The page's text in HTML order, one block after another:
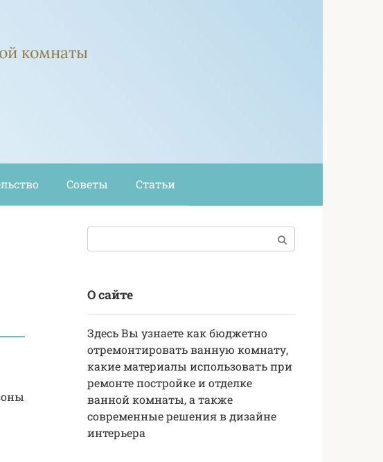
комнаты
Советы Статьи
О сайте
Здесь Вы узнаете как бюджетно
отремонтировать ванную комнату,
какие материалы использовать при
ремонте постройке и отделке
ванной комнаты, а также
современные решения в дизайне
интерьера